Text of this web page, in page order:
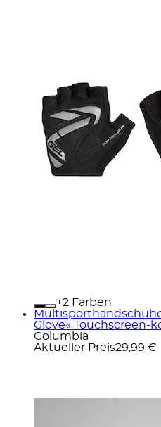
+
Farben
Glove« Touchscreen-
Columbia
Aktueller Preis29,99 €